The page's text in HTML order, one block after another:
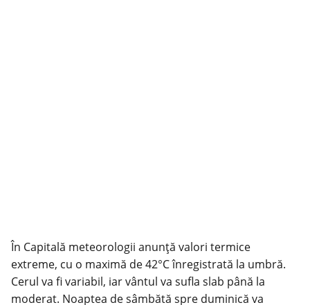
În Capitală meteorologii anunță valori termice
extreme, cu o maximă de 42°C înregistrată la umbră.
Cerul va fi variabil, iar vântul va sufla slab până la
moderat. Noaptea de sâmbătă spre duminică va